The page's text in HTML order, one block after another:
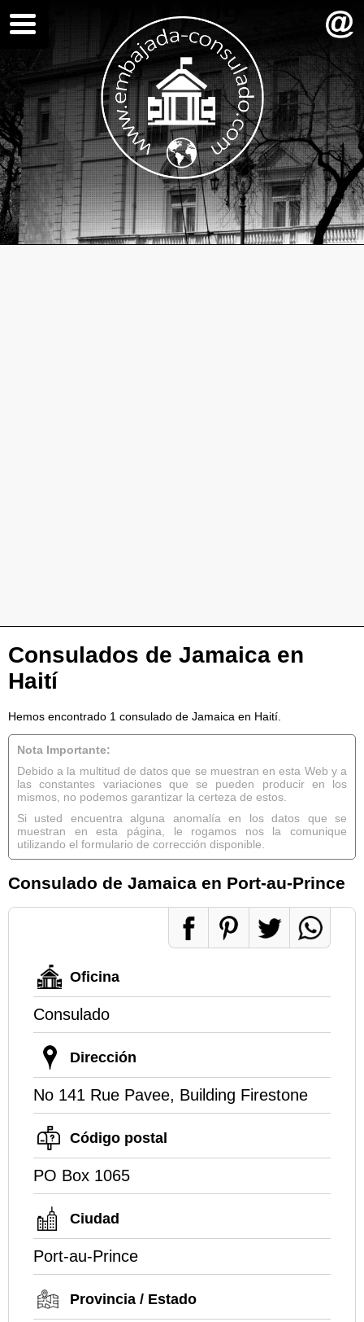
Consulados de Jamaica en
Haití
Hemos encontrado 1 consulado de Jamaica en Haití.
Nota Importante:
Debido a la multitud de datos que se muestran en esta Web y a
las constantes variaciones que se pueden producir en los
mismos, no podemos garantizar la certeza de estos.
Si usted encuentra alguna anomalía en los datos que se
muestran en esta página, le rogamos nos la comunique
utilizando el formulario de corrección disponible.
Consulado de Jamaica en Port-au-Prince
Oficina
Consulado
Dirección
No 141 Rue Pavee, Building Firestone
Código postal
PO Box 1065
Ciudad
Port-au-Prince
Provincia / Estado